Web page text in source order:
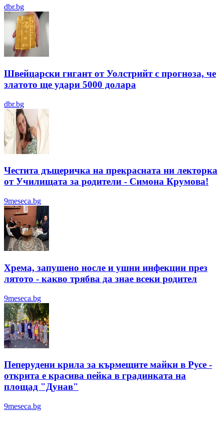
dbr.bg
Швейцарски гигант от Уолстрийт с прогноза, че
златото ще удари 5000 долара
dbr.bg
Честита дъщеричка на прекрасната ни лекторка
от Училищата за родители - Симона Крумова!
9meseca.bg
Хрема, запушено носле и ушни инфекции през
лятотo - какво трябва да знае всеки родител
9meseca.bg
Пеперудени крила за кърмещите майки в Русе -
открита е красива пейка в градинката на
площад "Дунав"
9meseca.bg